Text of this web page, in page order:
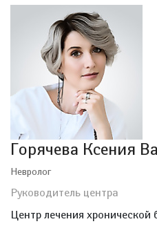
Горячева Ксения
Невролог
Руководитель центра
Центр лечения хронической